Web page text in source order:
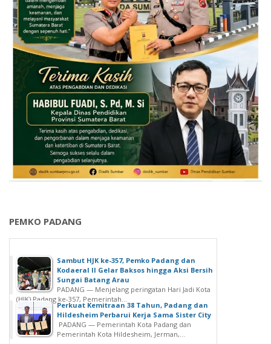
PEMKO PADANG
Sambut HJK ke-357, Pemko Padang dan
Kodaeral II Gelar Baksos hingga Aksi Bersih
Sungai Batang Arau
PADANG — Menjelang peringatan Hari Jadi Kota
(HJK) Padang ke-357, Pemerintah...
Perkuat Kemitraan 38 Tahun, Padang dan
Hildesheim Perbarui Kerja Sama Sister City
PADANG — Pemerintah Kota Padang dan
Pemerintah Kota Hildesheim, Jerman,...